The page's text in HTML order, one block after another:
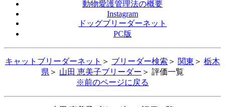
動物愛護管理法の概要
Instagram
ドッグブリーダーネット
PC版
キャットブリーダーネット ＞ ブリーダー検索 ＞ 関東 ＞ 栃木
県 ＞ 山田 恵美子ブリーダー ＞ 評価一覧
※前のページに戻る